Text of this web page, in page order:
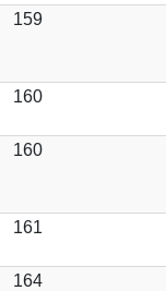
159
160
160
161
164